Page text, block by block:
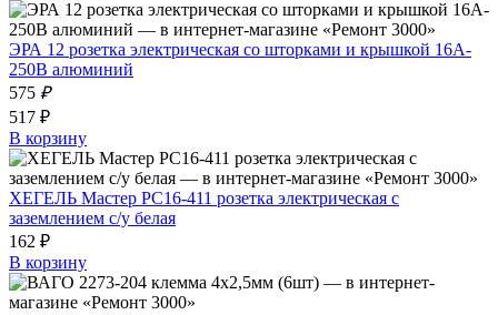
ЭРА 12 розетка электрическая со шторками и крышкой 16A-
250В алюминий
575 ₽
517 ₽
В корзину
ХЕГЕЛЬ Мастер РС16-411 розетка электрическая с
заземлением с/у белая
162 ₽
В корзину